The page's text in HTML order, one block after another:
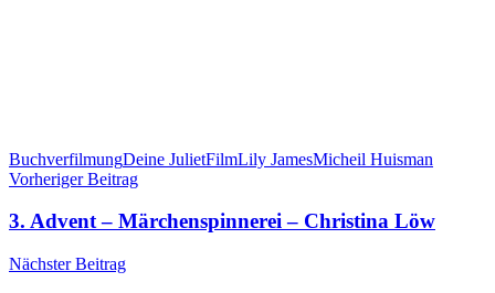
BuchverfilmungDeine JulietFilmLily JamesMicheil Huisman
Beitragsnavigation
Vorheriger Beitrag
3. Advent – Märchenspinnerei – Christina Löw
Nächster Beitrag